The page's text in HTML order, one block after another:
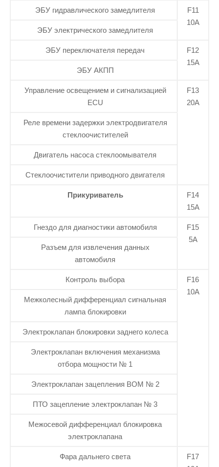
ЭБУ гидравлического замедлителя
F11
10А
ЭБУ электрического замедлителя
ЭБУ переключателя передач
F12
15А
ЭБУ АКПП
Управление освещением и сигнализацией
ECU
F13
20А
Реле времени задержки электродвигателя
стеклоочистителей
Двигатель насоса стеклоомывателя
Стеклоочистители приводного двигателя
Прикуриватель
F14
15А
Гнездо для диагностики автомобиля
F15
5А
Разъем для извлечения данных
автомобиля
Контроль выбора
F16
10А
Межколесный дифференциал сигнальная
лампа блокировки
Электроклапан блокировки заднего колеса
Электроклапан включения механизма
отбора мощности № 1
Электроклапан зацепления ВОМ № 2
ПТО зацепление электроклапан № 3
Межосевой дифференциал блокировка
электроклапана
Фара дальнего света
F17